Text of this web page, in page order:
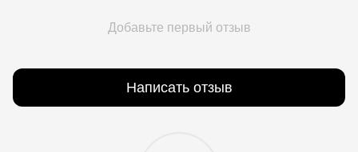
Добавьте первый отзыв
Написать отзыв